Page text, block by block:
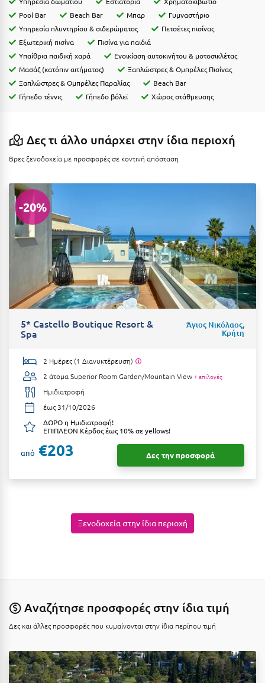
Η
Ηλεία
Ηράκλειο
Θ
Ι
Ιεράπετρα
Ιθάκη
Ικαρία
Ιωάννινα
Κ
Καβάλα
Καλαμάτα
Κάλαμος
Καλαμπάκα
Κάσος
Καστοριά
Pool Bar
Beach Bar Μπαρ
Γυμναστήριο
Υπηρεσία πλυντηρίου & σιδερώματος
Πετσέτες πισίνας
Εξωτερική πισίνα
Πισίνα για παιδιά
Υπαίθρια παιδική χαρά
Ενοικίαση αυτοκινήτου & μοτοσικλέτας
Μασάζ (κατόπιν αιτήματος)
Ξαπλώστρες & Ομπρέλες Πισίνας
Ξαπλώστρες & Ομπρέλες Παραλίας
Beach Bar
Γήπεδο τέννις
Γήπεδο βόλεϊ Χώρος στάθμευσης
Δες τι άλλο υπάρχει στην ίδια περιοχή
Βρες ξενοδοχεία με προσφορές σε κοντινή απόσταση
-20%
5* Castello Boutique Resort &
Spa
Άγιος Νικόλαος,
Κρήτη
2 Ημέρες (1 Διανυκτέρευση)
2 άτομαSuperior Room Garden/Mountain View + επιλογές
Ημιδιατροφή
έως 31/10/2026
ΔΩΡΟ η Ημιδιατροφή!
ΕΠΙΠΛΕΟΝ Κέρδος έως 10% σε yellows!
από €203 Δες την προσφορά
Ξενοδοχεία στην ίδια περιοχή
Αναζήτησε προσφορές στην ίδια τιμή
Δες και άλλες προσφορές που κυμαίνονται στην ίδια περίπου τιμή